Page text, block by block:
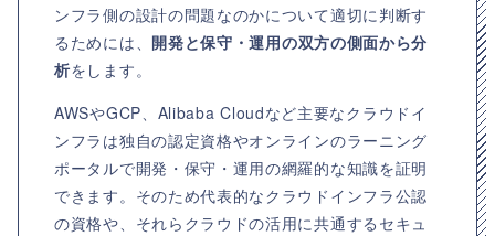
ンフラ側の設計の問題なのかについて適切に判断す
るためには、 開発と保守・運用の双方の側面から分
析をします。
AWSやGCP、Alibaba Cloudなど主要なクラウドイ
ンフラは独自の認定資格やオンラインのラーニング
ポータルで開発・保守・運用の網羅的な知識を証明
できます。そのため代表的なクラウドインフラ公認
の資格や、それらクラウドの活用に共通するセキュ